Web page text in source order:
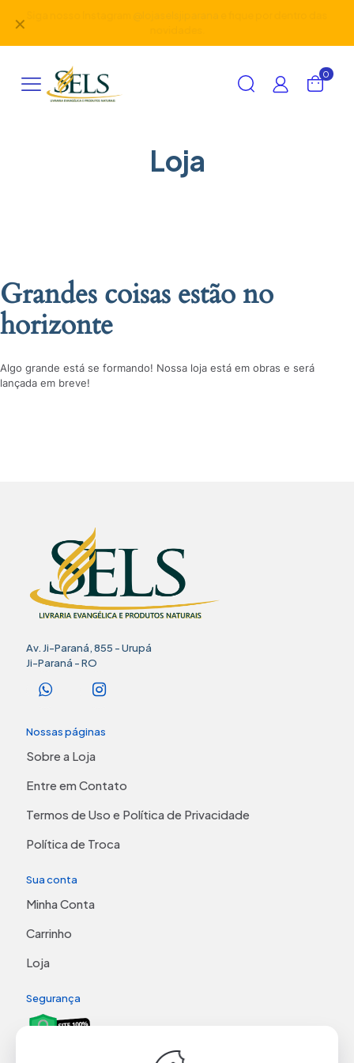
✕
0
Loja
Grandes coisas estão no
horizonte
Algo grande está se formando! Nossa loja está em obras e será
lançada em breve!
Av. Ji-Paraná, 855 - Urupá
Ji-Paraná - RO
Nossas páginas
Sobre a Loja
Entre em Contato
Termos de Uso e Política de Privacidade
Política de Troca
Sua conta
Minha Conta
Carrinho
Loja
Segurança